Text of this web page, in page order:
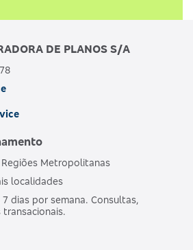
DE PLANOS S/A
Metropolitanas
localidades
dias por semana. Consultas,